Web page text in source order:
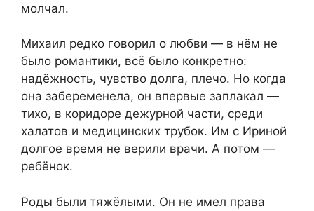
молчал.
Михаил редко говорил о любви — в нём не
было романтики, всё было конкретно:
надёжность, чувство долга, плечо. Но когда
она забеременела, он впервые заплакал —
тихо, в коридоре дежурной части, среди
халатов и медицинских трубок. Им с Ириной
долгое время не верили врачи. А потом —
ребёнок.
Роды были тяжёлыми. Он не имел права